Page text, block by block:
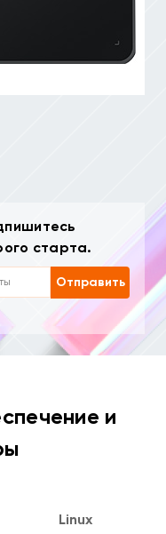
старта.
Отправить
контента
и
Linux